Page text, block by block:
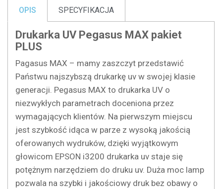
OPIS SPECYFIKACJA
Drukarka UV Pegasus MAX pakiet
PLUS
Pagasus MAX – mamy zaszczyt przedstawić
Państwu najszybszą drukarkę uv w swojej klasie
generacji. Pegasus MAX to drukarka UV o
niezwykłych parametrach doceniona przez
wymagających klientów. Na pierwszym miejscu
jest szybkość idąca w parze z wysoką jakością
oferowanych wydruków, dzięki wyjątkowym
głowicom EPSON i3200 drukarka uv staje się
potężnym narzędziem do druku uv. Duża moc lamp
pozwala na szybki i jakościowy druk bez obawy o